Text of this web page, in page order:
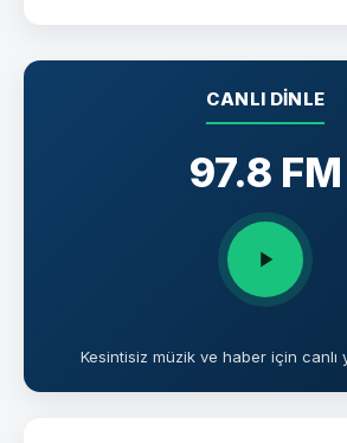
CANLI DINLE
97.8 FM
Kesintisiz müzik ve haber için canlı